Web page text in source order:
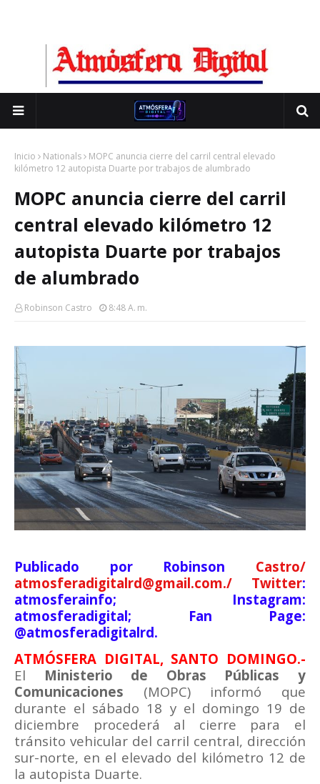
Inicio Nationals
MOPC anuncia cierre del carril central elevado
kilómetro 12 autopista Duarte por trabajos de alumbrado
MOPC anuncia cierre del carril
central elevado kilómetro 12
autopista Duarte por trabajos
de alumbrado
Robinson Castro 8:48 A. M.
Publicado por Robinson Castro/
atmosferadigitalrd@gmail.com./ Twitter:
atmosferainfo; Instagram:
atmosferadigital; Fan Page:
@atmosferadigitalrd.
ATMÓSFERA DIGITAL, SANTO DOMINGO.-
El Ministerio de Obras Públicas y
Comunicaciones (MOPC) informó que
durante el sábado 18 y el domingo 19 de
diciembre procederá al cierre para el
tránsito vehicular del carril central, dirección
sur-norte, en el elevado del kilómetro 12 de
la autopista Duarte.